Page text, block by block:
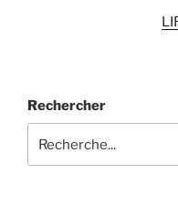
Rechercher